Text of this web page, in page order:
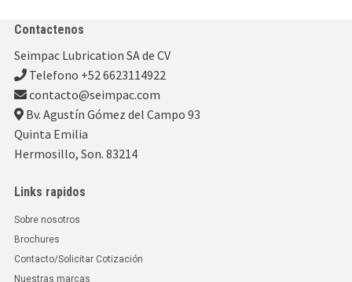
Contactenos
Seimpac Lubrication SA de CV
Telefono +52 6623114922
contacto@seimpac.com
Bv. Agustín Gómez del Campo 93
Quinta Emilia
Hermosillo, Son. 83214
Links rapidos
Sobre nosotros
Brochures
Contacto/Solicitar Cotización
Nuestras marcas